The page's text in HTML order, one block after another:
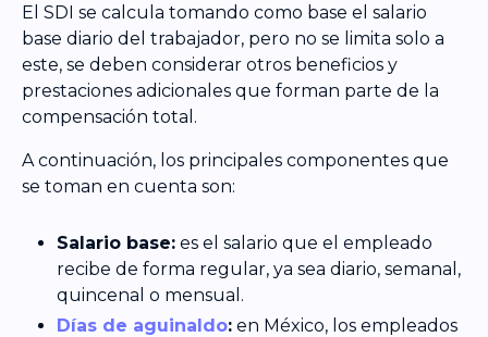
El SDI se calcula tomando como base el salario
base diario del trabajador, pero no se limita solo a
este, se deben considerar otros beneficios y
prestaciones adicionales que forman parte de la
compensación total.
A continuación, los principales componentes que
se toman en cuenta son:
Salario base: es el salario que el empleado
recibe de forma regular, ya sea diario, semanal,
quincenal o mensual.
Días de aguinaldo: en México, los empleados